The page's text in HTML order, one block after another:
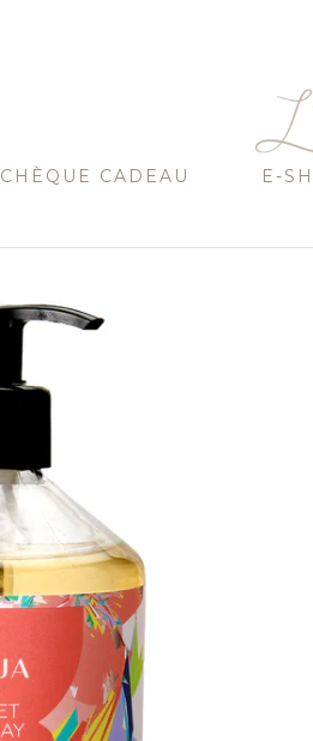
CHÈQUE CADEAU E-